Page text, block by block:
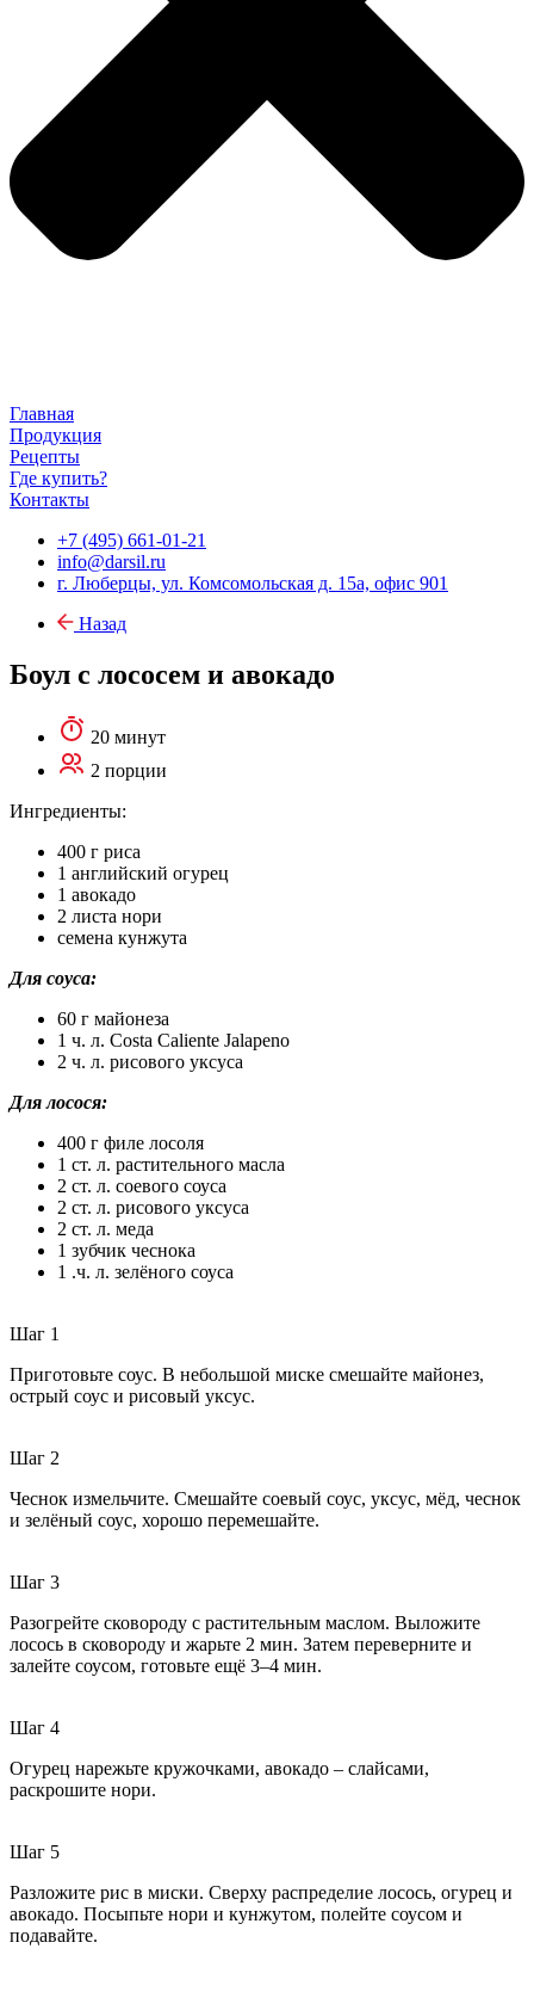
Главная
Продукция
Рецепты
Где купить?
Контакты
+7 (495) 661-01-21
info@darsil.ru
г. Люберцы, ул. Комсомольская д. 15а, офис 901
Назад
Боул с лососем и авокадо
20 минут
2 порции
Ингредиенты:
400 г риса
1 английский огурец
1 авокадо
2 листа нори
семена кунжута
Для соуса:
60 г майонеза
1 ч. л. Costa Caliente Jalapeno
2 ч. л. рисового уксуса
Для лосося:
400 г филе лосоля
1 ст. л. растительного масла
2 ст. л. соевого соуса
2 ст. л. рисового уксуса
2 ст. л. меда
1 зубчик чеснока
1 .ч. л. зелёного соуса
Шаг 1
Приготовьте соус. В небольшой миске смешайте майонез,
острый соус и рисовый уксус.
Шаг 2
Чеснок измельчите. Смешайте соевый соус, уксус, мёд, чеснок
и зелёный соус, хорошо перемешайте.
Шаг 3
Разогрейте сковороду с растительным маслом. Выложите
лосось в сковороду и жарьте 2 мин. Затем переверните и
залейте соусом, готовьте ещё 3–4 мин.
Шаг 4
Огурец нарежьте кружочками, авокадо – слайсами,
раскрошите нори.
Шаг 5
Разложите рис в миски. Сверху распределие лосось, огурец и
авокадо. Посыпьте нори и кунжутом, полейте соусом и
подавайте.